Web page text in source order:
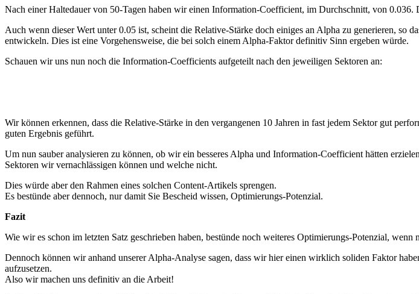
Nach einer Haltedauer von 50-Tagen haben wir einen Information-Coefficient, im Durchschnitt, von 0.036.
Auch wenn dieser Wert unter 0.05 ist, scheint die Relative-Stärke doch einiges an Alpha zu generieren, so
entwickeln. Dies ist eine Vorgehensweise, die bei solch einem Alpha-Faktor definitiv Sinn ergeben würde.
Schauen wir uns nun noch die Information-Coefficients aufgeteilt nach den jeweiligen Sektoren an:
Wir können erkennen, dass die Relative-Stärke in den vergangenen 10 Jahren in fast jedem Sektor gut
guten Ergebnis geführt.
Um nun sauber analysieren zu können, ob wir ein besseres Alpha und Information-Coefficient hätten
Sektoren wir vernachlässigen können und welche nicht.
Dies würde aber den Rahmen eines solchen Content-Artikels sprengen.
Es bestünde aber dennoch, nur damit Sie Bescheid wissen, Optimierungs-Potenzial.
Fazit
Wie wir es schon im letzten Satz geschrieben haben, bestünde noch weiteres Optimierungs-Potenzial,
Dennoch können wir anhand unserer Alpha-Analyse sagen, dass wir hier einen wirklich soliden Faktor
aufzusetzen.
Also wir machen uns definitiv an die Arbeit!